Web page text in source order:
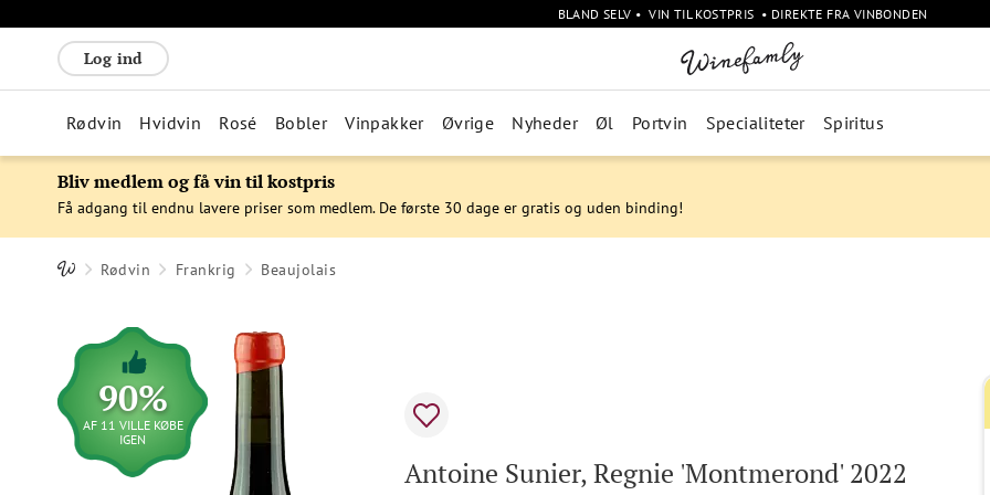
BLAND SELV • VIN TIL KOSTPRIS • DIREKTE FRA VINBONDEN
Log ind
Rødvin Hvidvin Rosé Bobler Vinpakker Øvrige Nyheder Øl Portvin Specialiteter Spiritus
Bliv medlem og få vin til kostpris
Få adgang til endnu lavere priser som medlem. De første 30 dage er gratis og uden binding!
Rødvin Frankrig Beaujolais
Antoine Sunier, Regnie 'Montmerond' 2022
90%
AF 11 VILLE KØBE
IGEN